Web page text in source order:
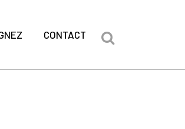
CONTACT